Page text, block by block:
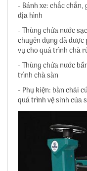
- Bánh xe: chắc
địa hình
- Thùng chứa nước
chuyên dụng đã
vụ cho quá trình chà
- Thùng chứa nước
trình chà sàn
- Phụ kiện: bàn chải
quá trình vệ sinh của